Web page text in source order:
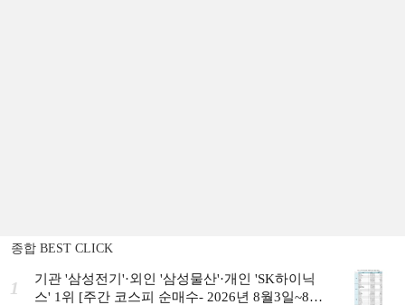
종합 BEST CLICK
1
기관 '삼성전기'·외인 '삼성물산'·개인 'SK하이닉
스' 1위 [주간 코스피 순매수- 2026년 8월3일~8월